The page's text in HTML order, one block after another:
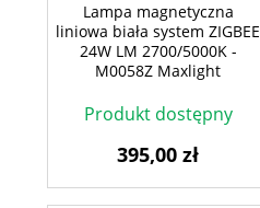
Lampa magnetyczna
liniowa biała system ZIGBEE
24W LM 2700/5000K -
M0058Z Maxlight
Produkt dostępny
395,00 zł